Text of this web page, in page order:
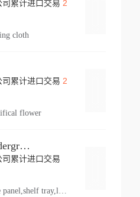
累计进口交易 2
cloth
累计进口交易 2
flower
Knapheide Kc Underground
累计进口交易